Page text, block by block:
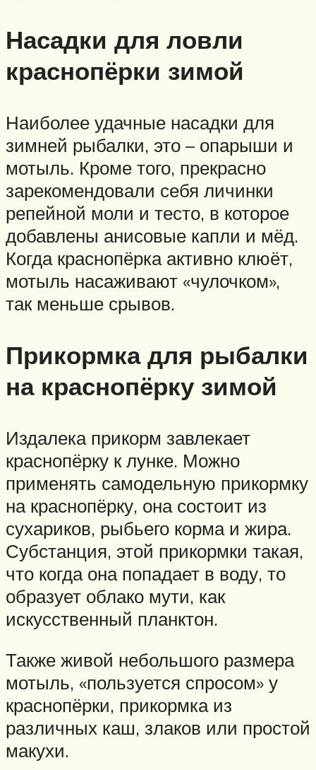
Насадки для ловли
краснопёрки зимой
Наиболее удачные насадки для
зимней рыбалки, это – опарыши и
мотыль. Кроме того, прекрасно
зарекомендовали себя личинки
репейной моли и тесто, в которое
добавлены анисовые капли и мёд.
Когда краснопёрка активно клюёт,
мотыль насаживают «чулочком»,
так меньше срывов.
Прикормка для рыбалки
на краснопёрку зимой
Издалека прикорм завлекает
краснопёрку к лунке. Можно
применять самодельную прикормку
на краснопёрку, она состоит из
сухариков, рыбьего корма и жира.
Субстанция, этой прикормки такая,
что когда она попадает в воду, то
образует облако мути, как
искусственный планктон.
Также живой небольшого размера
мотыль, «пользуется спросом» у
краснопёрки, прикормка из
различных каш, злаков или простой
макухи.